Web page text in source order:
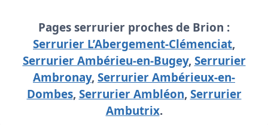
Pages serrurier proches de Brion :
Serrurier L’Abergement-Clémenciat,
Serrurier Ambérieu-en-Bugey, Serrurier
Ambronay, Serrurier Ambérieux-en-
Dombes, Serrurier Ambléon, Serrurier
Ambutrix.